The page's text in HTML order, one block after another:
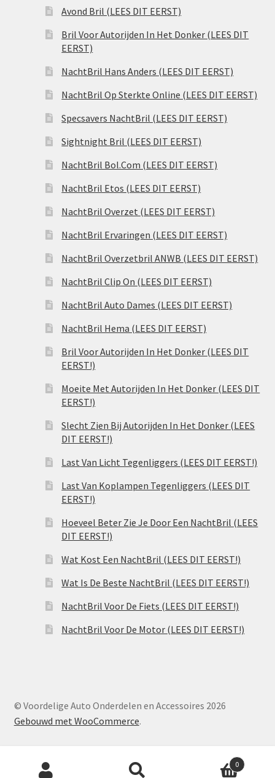
Avond Bril (LEES DIT EERST)
Bril Voor Autorijden In Het Donker (LEES DIT
EERST)
NachtBril Hans Anders (LEES DIT EERST)
NachtBril Op Sterkte Online (LEES DIT EERST)
Specsavers NachtBril (LEES DIT EERST)
Sightnight Bril (LEES DIT EERST)
NachtBril Bol.Com (LEES DIT EERST)
NachtBril Etos (LEES DIT EERST)
NachtBril Overzet (LEES DIT EERST)
NachtBril Ervaringen (LEES DIT EERST)
NachtBril Overzetbril ANWB (LEES DIT EERST)
NachtBril Clip On (LEES DIT EERST)
NachtBril Auto Dames (LEES DIT EERST)
NachtBril Hema (LEES DIT EERST)
Bril Voor Autorijden In Het Donker (LEES DIT
EERST!)
Moeite Met Autorijden In Het Donker (LEES DIT
EERST!)
Slecht Zien Bij Autorijden In Het Donker (LEES
DIT EERST!)
Last Van Licht Tegenliggers (LEES DIT EERST!)
Last Van Koplampen Tegenliggers (LEES DIT
EERST!)
Hoeveel Beter Zie Je Door Een NachtBril (LEES
DIT EERST!)
Wat Kost Een NachtBril (LEES DIT EERST!)
Wat Is De Beste NachtBril (LEES DIT EERST!)
NachtBril Voor De Fiets (LEES DIT EERST!)
NachtBril Voor De Motor (LEES DIT EERST!)
© Voordelige Auto Onderdelen en Accessoires 2026
Gebouwd met WooCommerce.
Producten
zoeken
0